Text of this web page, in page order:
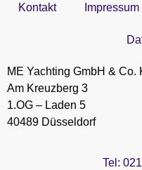
Kontakt Impressum
ME Yachting GmbH & Co.
Am Kreuzberg 3
1.OG – Laden 5
40489 Düsseldorf
Tel: